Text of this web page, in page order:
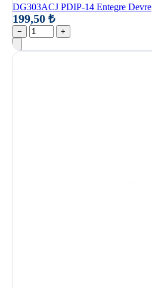
DG303ACJ PDIP-14 Entegre Devre
199,50 ₺
− +